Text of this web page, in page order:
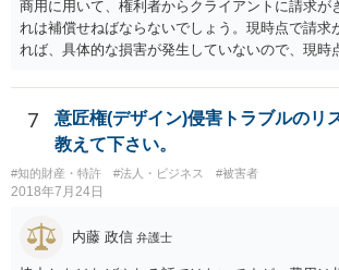
般消費者の信頼も害することになります。また、
べき利益が入らないことになります。 修理だけで
生じません。
商用に用いて、権利者からクライアントに請求が
れは補償せねばならないでしょう。現時点で請求
れば、具体的な損害が発生していないので、現時
補償し、その補償分を損害として外注先に賠償請
しょう。
7
意匠権(デザイン)侵害トラブルのリ
教えて下さい。
#知的財産・特許 #法人・ビジネス #被害者
2018年7月24日
内藤 政信 弁護士